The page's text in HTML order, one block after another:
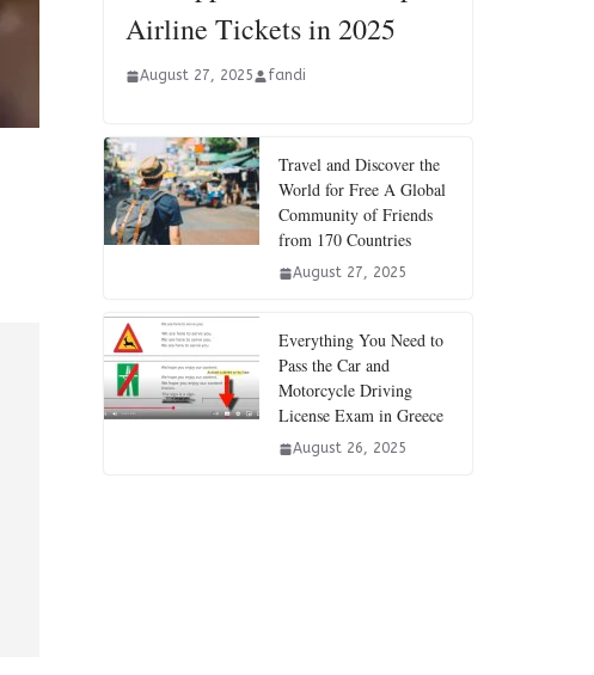
Airline Tickets in 2025
August 27, 2025 fandi
Travel and Discover the
World for Free A Global
Community of Friends
from 170 Countries
August 27, 2025
Everything You Need to
Pass the Car and
Motorcycle Driving
License Exam in Greece
August 26, 2025